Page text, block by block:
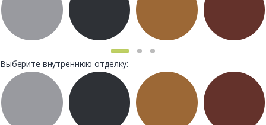
Выберите внутреннюю отделку: